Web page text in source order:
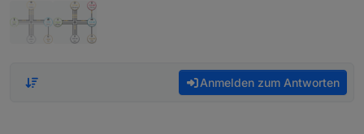
Anmelden zum Antworten